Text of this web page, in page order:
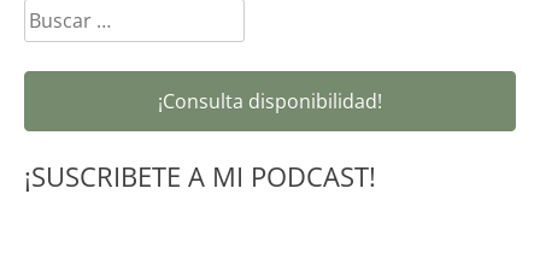
Buscar:
¡Consulta disponibilidad!
¡SUSCRIBETE A MI PODCAST!